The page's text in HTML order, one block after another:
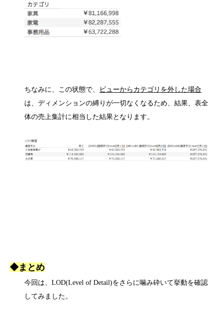
ちなみに、この状態で、
ビューからカテゴリを外した場合
は、ディメンションの縛りが一切なくなるため、結果、表全
体の売上集計に相当した結果となります。
◆まとめ
今回は、LOD(Level of Detail)をさらに噛み砕いて挙動を確認
してみました。